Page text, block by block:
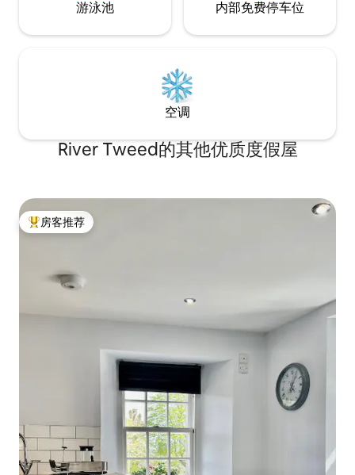
游泳池 内部免费停车位
空调
River Tweed的其他优质度假屋
热门「房客推荐」
房客推荐